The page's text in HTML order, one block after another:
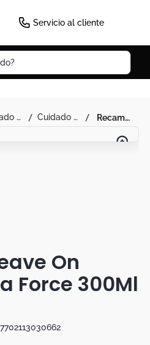
Servicio al cliente
cuidado capilar recamier leave on keratin ultra force 300ml
On
Force 300Ml
7702113030662